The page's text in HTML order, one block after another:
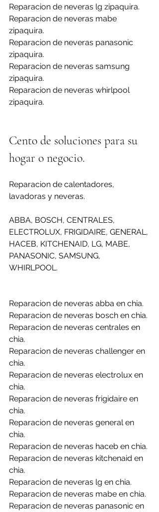
Reparacion de neveras lg zipaquira.
Reparacion de neveras mabe
zipaquira.
Reparacion de neveras panasonic
zipaquira.
Reparacion de neveras samsung
zipaquira.
Reparacion de neveras whirlpool
zipaquira.
Cento de soluciones para su
hogar o negocio.
Reparacion de calentadores,
lavadoras y neveras.
ABBA, BOSCH, CENTRALES,
ELECTROLUX, FRIGIDAIRE, GENERAL,
HACEB, KITCHENAID, LG, MABE,
PANASONIC, SAMSUNG,
WHIRLPOOL.
Reparacion de neveras abba en chia.
Reparacion de neveras bosch en chia.
Reparacion de neveras centrales en
chia.
Reparacion de neveras challenger en
chia.
Reparacion de neveras electrolux en
chia.
Reparacion de neveras frigidaire en
chia.
Reparacion de neveras general en
chia.
Reparacion de neveras haceb en chia.
Reparacion de neveras kitchenaid en
chia.
Reparacion de neveras lg en chia.
Reparacion de neveras mabe en chia.
Reparacion de neveras panasonic en